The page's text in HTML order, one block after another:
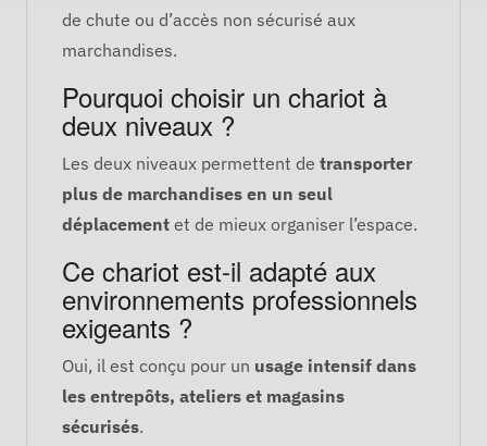
de chute ou d’accès non sécurisé aux
marchandises.
Pourquoi choisir un chariot à
deux niveaux ?
Les deux niveaux permettent de transporter
plus de marchandises en un seul
déplacement et de mieux organiser l’espace.
Ce chariot est-il adapté aux
environnements professionnels
exigeants ?
Oui, il est conçu pour un usage intensif dans
les entrepôts, ateliers et magasins
sécurisés.